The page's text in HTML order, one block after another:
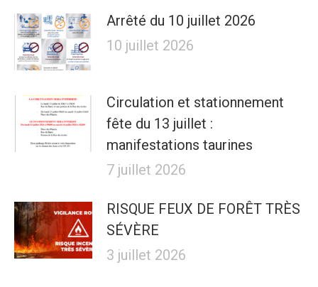
Arrêté du 10 juillet 2026
10 juillet 2026
Circulation et stationnement
fête du 13 juillet :
manifestations taurines
7 juillet 2026
RISQUE FEUX DE FORÊT TRÈS
SÉVÈRE
3 juillet 2026